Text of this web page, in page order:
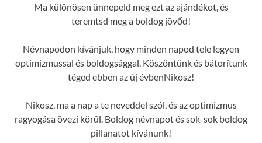
Ma különösen ünnepeld meg ezt az ajándékot, és
teremtsd meg a boldog jövőd!
Névnapodon kívánjuk, hogy minden napod tele legyen
optimizmussal és boldogsággal. Köszöntünk és bátorítunk
téged ebben az új évbenNikosz!
Nikosz, ma a nap a te neveddel szól, és az optimizmus
ragyogása övezi körül. Boldog névnapot és sok-sok boldog
pillanatot kívánunk!